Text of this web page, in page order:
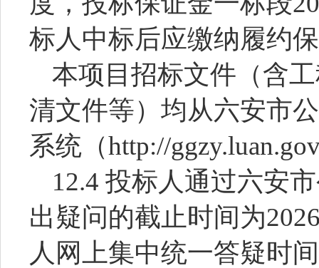
标人中标后应缴纳履约
本项目招标文件（含
清文件等）均从六安市
系统（http://
12.4 投标人通过六安
出疑问的截止时间为
人网上集中统一答疑时